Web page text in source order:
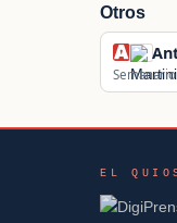
Otros
EL